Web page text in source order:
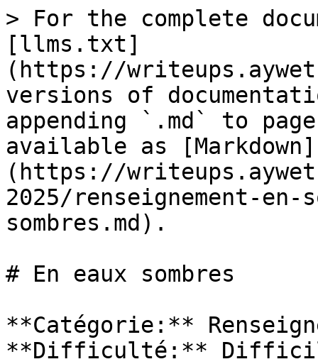
> For the complete
[llms.txt]
(https://
versions of
appending `.md` to
available as [Markdown]
(https://
2025/renseignement-
sombres.md).
# En eaux sombres
**Catégorie:**
**Difficulté:**